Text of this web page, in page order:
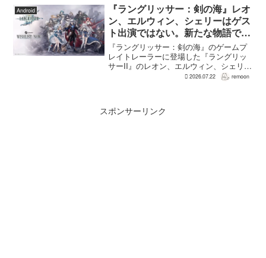
ると、シリーズディレクターの浜口直樹
氏がAU...
Android
『ラングリッサー：剣の海』レオ
ン、エルウィン、シェリーはゲス
ト出演ではない。新たな物語で重
要な役割を担う
『ラングリッサー：剣の海』のゲームプ
レイトレーラーに登場した『ラングリッ
サーII』のレオン、エルウィン、シェリー
は、単なるファンサービスやゲスト出演
2026.07.22 remoon
スポンサーリンク